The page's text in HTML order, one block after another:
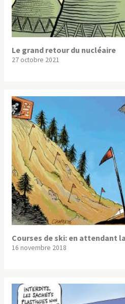
Le grand retour du nucléaire
27 octobre 2021
Courses de ski: en attendant
16 novembre 2018